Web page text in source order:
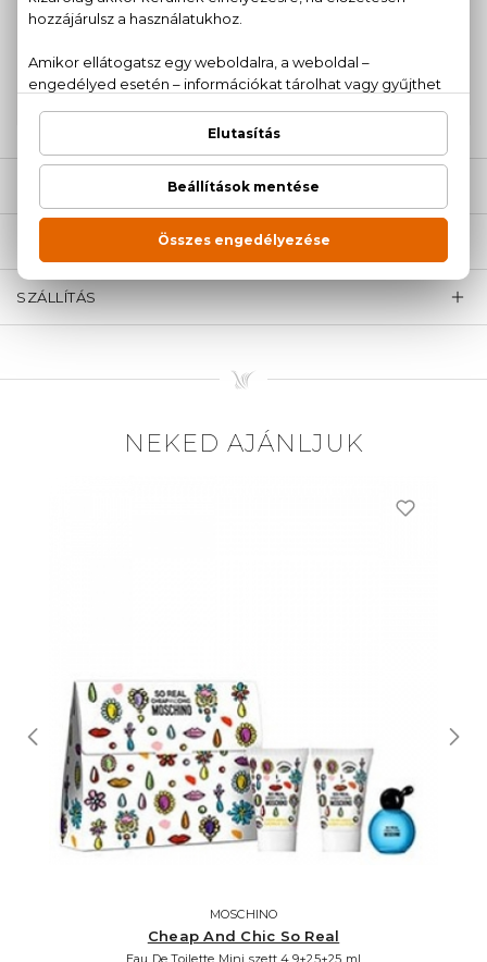
100% eredeti termékek,14 napos visszaküldési
Kérdésed van, elakadtál? Hívd ügyfélszolgálatunkat:
20 779 1924
SZÁLLÍTÁS
NEKED AJÁNLJUK
MOSCHINO
Cheap And Chic So Real
Eau De Toilette Mini szett 4,9+25+25 ml